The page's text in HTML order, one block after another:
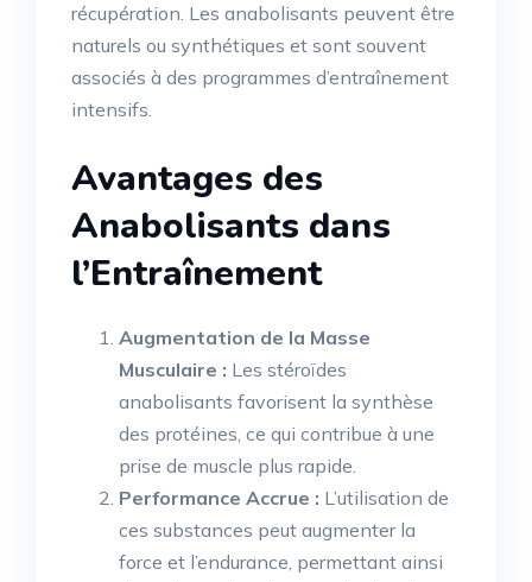
récupération. Les anabolisants peuvent être
naturels ou synthétiques et sont souvent
associés à des programmes d’entraînement
intensifs.
Avantages des
Anabolisants dans
l’Entraînement
Augmentation de la Masse
Musculaire : Les stéroïdes
anabolisants favorisent la synthèse
des protéines, ce qui contribue à une
prise de muscle plus rapide.
Performance Accrue : L’utilisation de
ces substances peut augmenter la
force et l’endurance, permettant ainsi